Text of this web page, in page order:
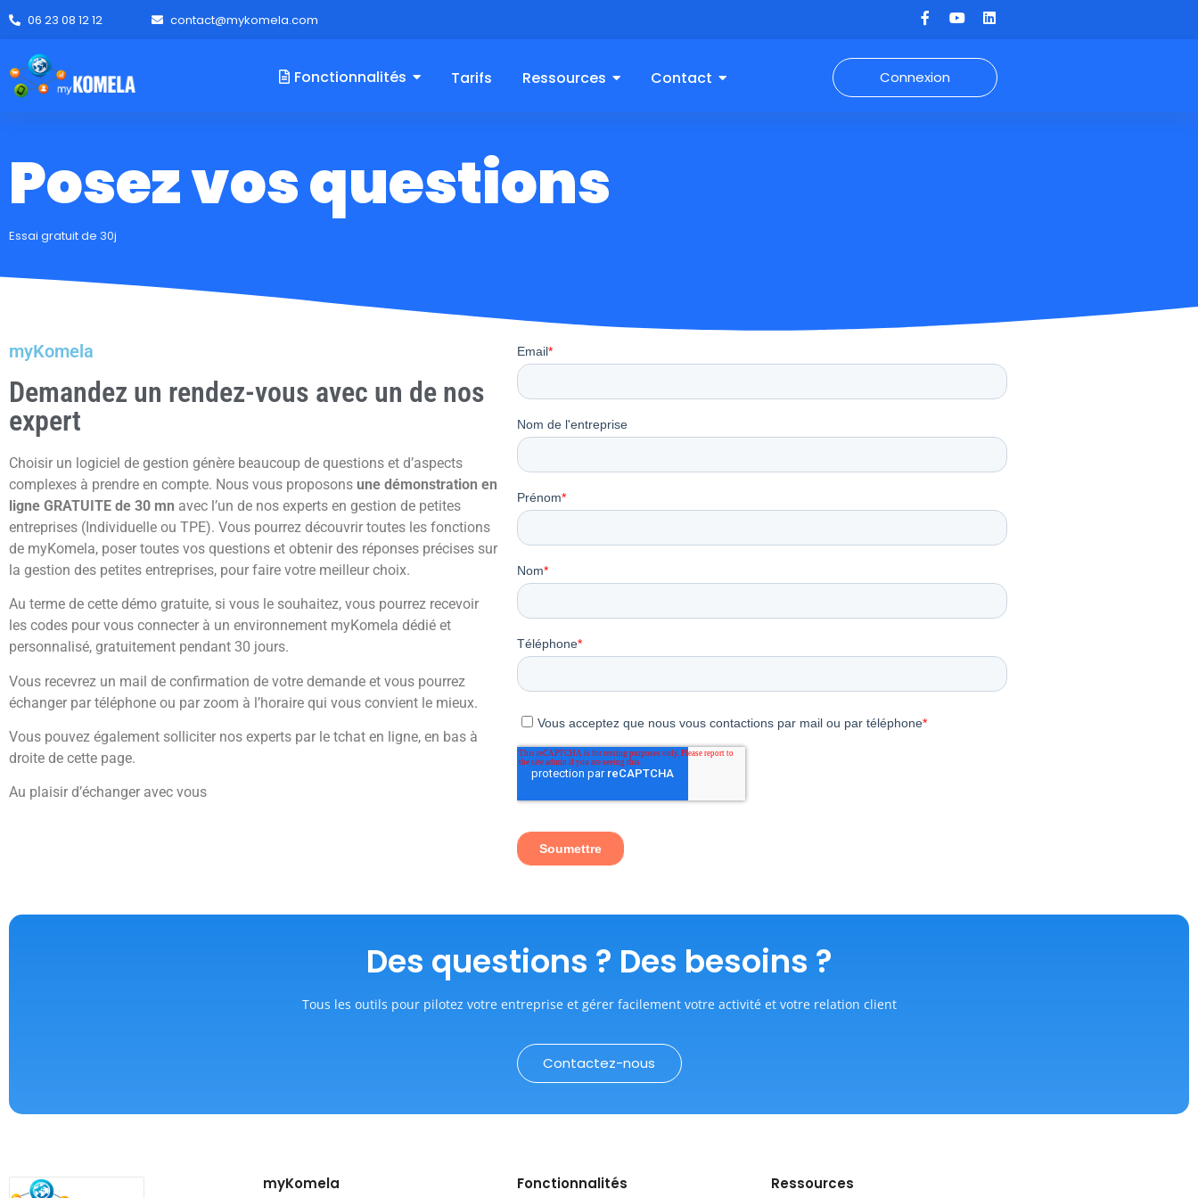
06 23 08 12 12 contact@mykomela.com
Fonctionnalités Tarifs Ressources Contact Connexion
Posez vos questions
Essai gratuit de 30j
myKomela
Demandez un rendez-vous avec un de nos
expert
Choisir un logiciel de gestion génère beaucoup de questions et d’aspects
complexes à prendre en compte. Nous vous proposons une démonstration en
ligne GRATUITE de 30 mn avec l’un de nos experts en gestion de petites
entreprises (Individuelle ou TPE). Vous pourrez découvrir toutes les fonctions
de myKomela, poser toutes vos questions et obtenir des réponses précises sur
la gestion des petites entreprises, pour faire votre meilleur choix.
Au terme de cette démo gratuite, si vous le souhaitez, vous pourrez recevoir
les codes pour vous connecter à un environnement myKomela dédié et
personnalisé, gratuitement pendant 30 jours.
Vous recevrez un mail de confirmation de votre demande et vous pourrez
échanger par téléphone ou par zoom à l’horaire qui vous convient le mieux.
Vous pouvez également solliciter nos experts par le tchat en ligne, en bas à
droite de cette page.
Au plaisir d’échanger avec vous
Des questions ? Des besoins ?
Tous les outils pour pilotez votre entreprise et gérer facilement votre activité et votre relation client
Contactez-nous
myKomela Fonctionnalités Ressources